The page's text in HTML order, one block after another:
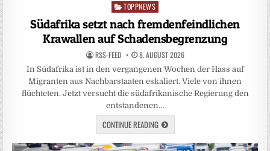
Posted
TOPPNEWS
Südafrika setzt nach fremdenfeindlichen
Krawallen auf Schadensbegrenzung
RSS-FEED 8. AUGUST 2026
In Südafrika ist in den vergangenen Wochen der Hass auf
Migranten aus Nachbarstaaten eskaliert. Viele von ihnen
flüchteten. Jetzt versucht die südafrikanische Regierung den
entstandenen…
CONTINUE READING